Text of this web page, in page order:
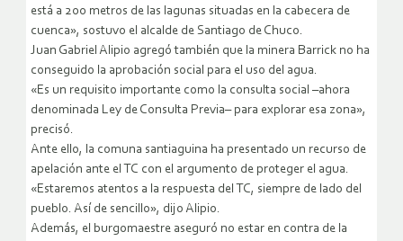
está a 200 metros de las lagunas situadas en la cabecera de
cuenca», sostuvo el alcalde de Santiago de Chuco.
Juan Gabriel Alipio agregó también que la minera Barrick no ha
conseguido la aprobación social para el uso del agua.
«Es un requisito importante como la consulta social –ahora
denominada Ley de Consulta Previa– para explorar esa zona»,
precisó.
Ante ello, la comuna santiaguina ha presentado un recurso de
apelación ante el TC con el argumento de proteger el agua.
«Estaremos atentos a la respuesta del TC, siempre de lado del
pueblo. Así de sencillo», dijo Alipio.
Además, el burgomaestre aseguró no estar en contra de la